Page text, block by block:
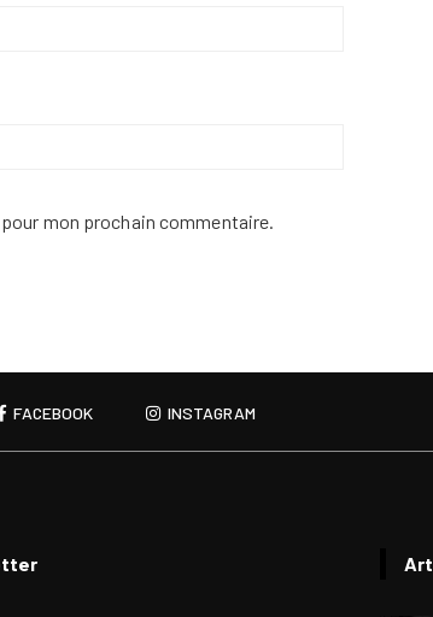
mon prochain commentaire.
FACEBOOK INSTAGRAM